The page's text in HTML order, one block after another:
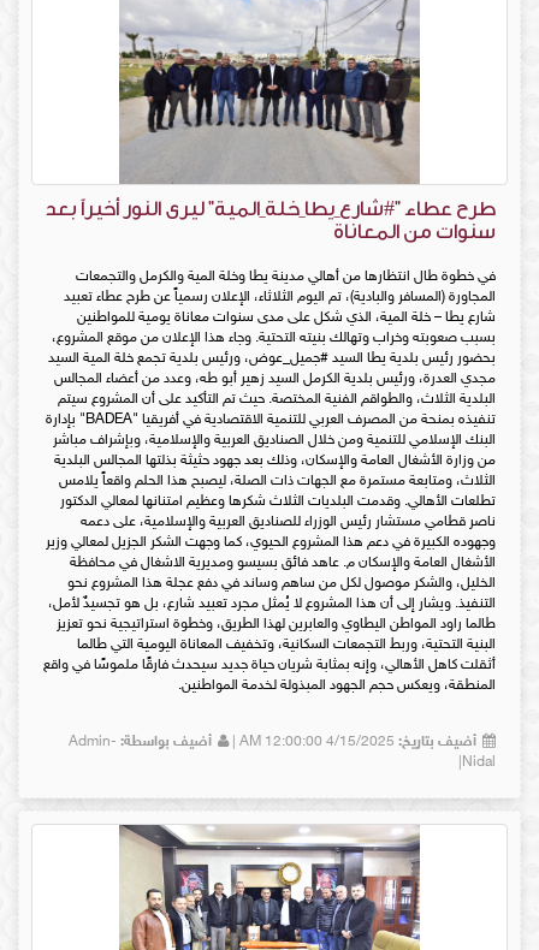
طرح عطاء "#شارع_يطا_خلة_المية" ليرى النور أخيراً بعد
سنوات من المعاناة
في خطوة طال انتظارها من أهالي مدينة يطا وخلة المية والكرمل والتجمعات
المجاورة (المسافر والبادية)، تم اليوم الثلاثاء، الإعلان رسمياً عن طرح عطاء تعبيد
شارع يطا – خلة المية، الذي شكل على مدى سنوات معاناة يومية للمواطنين
بسبب صعوبته وخراب وتهالك بنيته التحتية. وجاء هذا الإعلان من موقع المشروع،
بحضور رئيس بلدية يطا السيد #جميل_عوض، ورئيس بلدية تجمع خلة المية السيد
مجدي العدرة، ورئيس بلدية الكرمل السيد زهير أبو طه، وعدد من أعضاء المجالس
البلدية الثلاث، والطواقم الفنية المختصة. حيث تم التأكيد على أن المشروع سيتم
تنفيذه بمنحة من المصرف العربي للتنمية الاقتصادية في أفريقيا "BADEA" بإدارة
البنك الإسلامي للتنمية ومن خلال الصناديق العربية والإسلامية، وبإشراف مباشر
من وزارة الأشغال العامة والإسكان، وذلك بعد جهود حثيثة بذلتها المجالس البلدية
الثلاث، ومتابعة مستمرة مع الجهات ذات الصلة، ليصبح هذا الحلم واقعاً يلامس
تطلعات الأهالي. وقدمت البلديات الثلاث شكرها وعظيم امتنانها لمعالي الدكتور
ناصر قطامي مستشار رئيس الوزراء للصناديق العربية والإسلامية، على دعمه
وجهوده الكبيرة في دعم هذا المشروع الحيوي، كما وجهت الشكر الجزيل لمعالي وزير
الأشغال العامة والإسكان م. عاهد فائق بسيسو ومديرية الاشغال في محافظة
الخليل، والشكر موصول لكل من ساهم وساند في دفع عجلة هذا المشروع نحو
التنفيذ. ويشار إلى أن هذا المشروع لا يُمثل مجرد تعبيد شارع، بل هو تجسيدٌ لأمل،
طالما راود المواطن اليطاوي والعابرين لهذا الطريق، وخطوة استراتيجية نحو تعزيز
البنية التحتية، وربط التجمعات السكانية، وتخفيف المعاناة اليومية التي طالما
أثقلت كاهل الأهالي، وإنه بمثابة شريان حياة جديد سيحدث فارقًا ملموسًا في واقع
المنطقة، ويعكس حجم الجهود المبذولة لخدمة المواطنين.
أضيف بتاريخ: أضيف بواسطة: Admin-
Nidal|